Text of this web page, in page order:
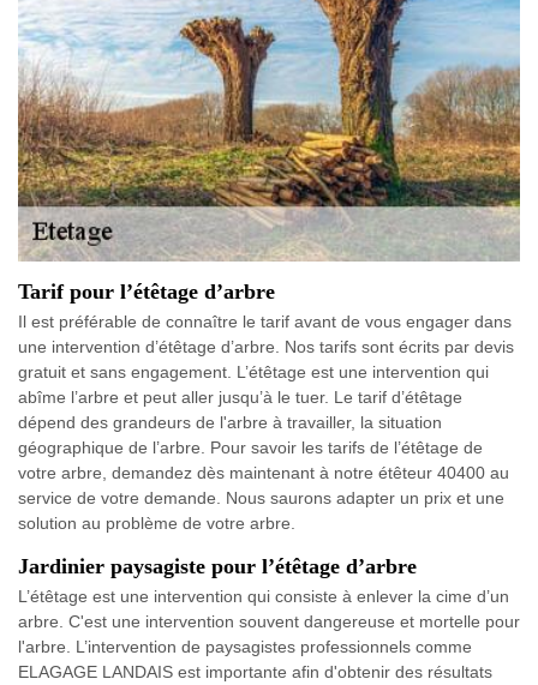
Tarif pour l’étêtage d’arbre
Il est préférable de connaître le tarif avant de vous engager dans
une intervention d’étêtage d’arbre. Nos tarifs sont écrits par devis
gratuit et sans engagement. L’étêtage est une intervention qui
abîme l’arbre et peut aller jusqu’à le tuer. Le tarif d’étêtage
dépend des grandeurs de l'arbre à travailler, la situation
géographique de l’arbre. Pour savoir les tarifs de l’étêtage de
votre arbre, demandez dès maintenant à notre étêteur 40400 au
service de votre demande. Nous saurons adapter un prix et une
solution au problème de votre arbre.
Jardinier paysagiste pour l’étêtage d’arbre
L’étêtage est une intervention qui consiste à enlever la cime d’un
arbre. C'est une intervention souvent dangereuse et mortelle pour
l'arbre. L’intervention de paysagistes professionnels comme
ELAGAGE LANDAIS est importante afin d'obtenir des résultats